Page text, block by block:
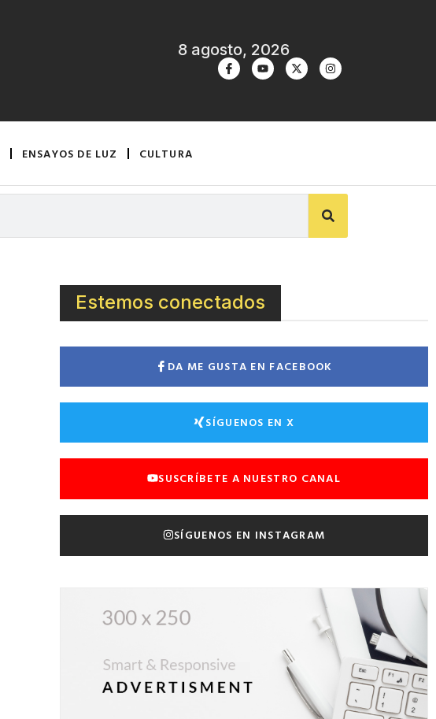
8 agosto, 2026
ENSAYOS DE LUZ CULTURA
Estemos conectados
DA ME GUSTA EN FACEBOOK
SÍGUENOS EN X
SUSCRÍBETE A NUESTRO CANAL
SÍGUENOS EN INSTAGRAM